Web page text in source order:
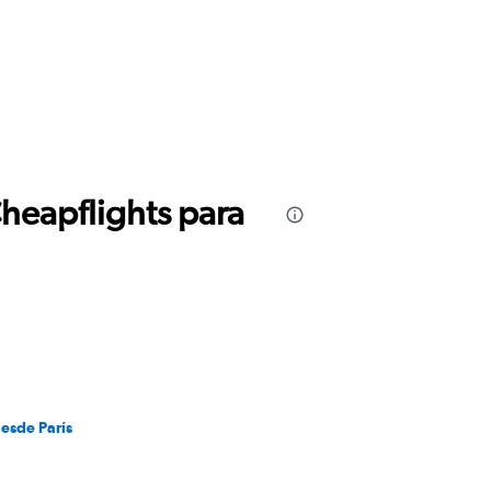
para
París